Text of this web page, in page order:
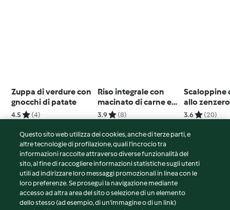
Zuppa di verdure con
gnocchi di patate
4.5 (4)
Riso integrale con
macinato di carne e
verdure
3.9 (8)
Scaloppine
allo
3.6 (20)
© Copyright 2026
Termini del servizio
Informativa sulla privacy
Questo sito web utilizza dei cookies, anche di terze parti, e
altre tecnologie di profilazione, quali l’incrocio tra
informazioni raccolte attraverso diverse funzionalità del
sito, al fine di raccogliere informazioni statistiche sugli utenti
utili ad indirizzare loro messaggi promozionali in linea con le
loro preferenze. Se prosegui la navigazione mediante
accesso ad altra area del sito o selezione di un elemento
dello stesso (ad esempio, di un'immagine o di un link)